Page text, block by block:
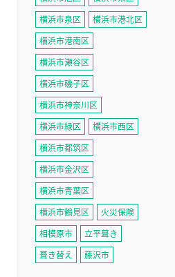
横浜市泉区
横浜市港北区
横浜市港南区
横浜市瀬谷区
横浜市磯子区
横浜市神奈川区
横浜市緑区
横浜市西区
横浜市都筑区
横浜市金沢区
横浜市青葉区
横浜市鶴見区
火災保険
相模原市
立平葺き
葺き替え
藤沢市